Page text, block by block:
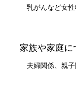
乳がんなど女
家族や家庭に
夫婦関係、親子